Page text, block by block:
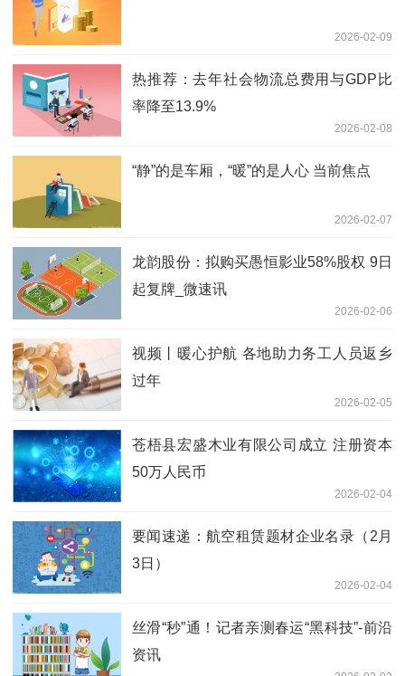
2026-02-09
热推荐：去年社会物流总费用与GDP比
率降至13.9%
2026-02-08
“静”的是车厢，“暖”的是人心 当前焦点
2026-02-07
龙韵股份：拟购买愚恒影业58%股权 9日
起复牌_微速讯
2026-02-06
视频丨暖心护航 各地助力务工人员返乡
过年
2026-02-05
苍梧县宏盛木业有限公司成立 注册资本
50万人民币
2026-02-04
要闻速递：航空租赁题材企业名录（2月
3日）
2026-02-04
丝滑“秒”通！记者亲测春运“黑科技”-前沿
资讯